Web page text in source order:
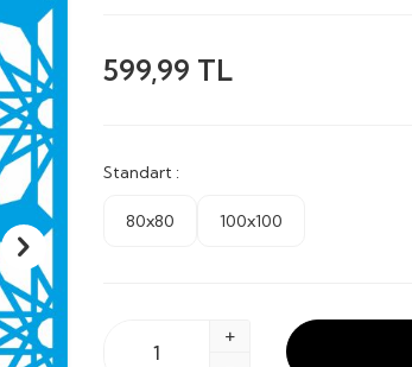
599,99 TL
Standart :
80x80 100x100